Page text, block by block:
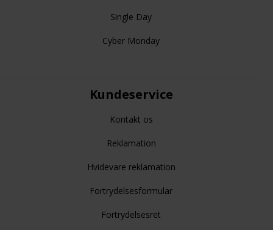
Kundeservice
Kontakt os
Reklamation
Hvidevare reklamation
Fortrydelsesformular
Fortrydelsesret
Single Day
Cyber Monday